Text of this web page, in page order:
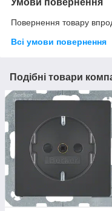
Умови повернення
Повернення товару
Всі умови повернення
Подібні товари